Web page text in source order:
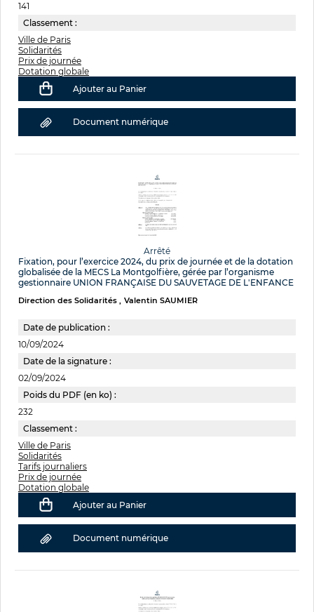
141
Classement :
Ville de Paris
Solidarités
Prix de journée
Dotation globale
Ajouter au Panier
Document numérique
Arrêté
Fixation, pour l’exercice 2024, du prix de journée et de la dotation
globalisée de la MECS La Montgolfière, gérée par l’organisme
gestionnaire UNION FRANÇAISE DU SAUVETAGE DE L'ENFANCE
Direction des Solidarités Valentin SAUMIER
Date de publication :
10/09/2024
Date de la signature :
02/09/2024
Poids du PDF (en ko) :
232
Classement :
Ville de Paris
Solidarités
Tarifs journaliers
Prix de journée
Dotation globale
Ajouter au Panier
Document numérique